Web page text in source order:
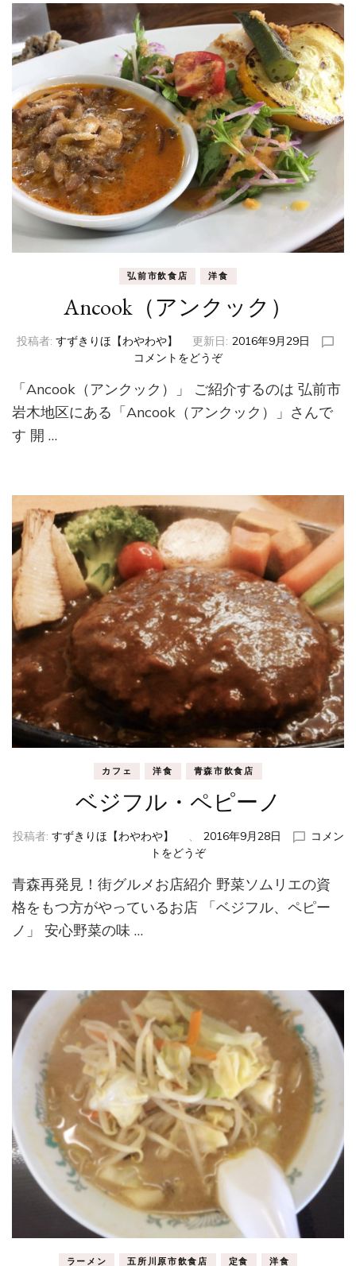
汝
里
(ナ
ポ
リ))
弘前市飲食店 洋食
Ancook（アンクック）
投稿者: すずきりほ【わやわや】 更新日: 2016年9月29日
コメントをどうぞ(Ancook（ア
ク
ッ
「Ancook（アンクック）」 ご紹介するのは 弘前市
岩木地区にある「Ancook（アンクック）」さんで
す 開 …
カフェ 洋食 青森市飲食店
ベジフル・ペピーノ
投稿者: すずきりほ【わやわや】 、 2016年9月28日
コメン
トをどうぞ(ベ
フ
ル・
青森再発見！街グルメお店紹介 野菜ソムリエの資
格をもつ方がやっているお店 「ベジフル、ペピー
ノ」 安心野菜の味 …
ラーメン 五所川原市飲食店 定食 洋食